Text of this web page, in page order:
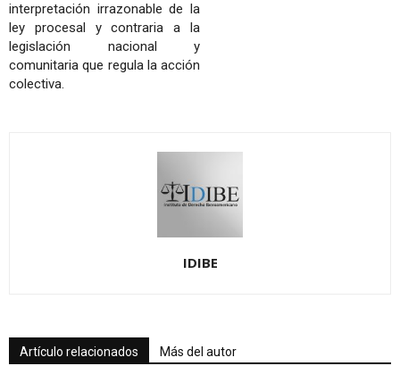
interpretación irrazonable de la
ley procesal y contraria a la
legislación nacional y
comunitaria que regula la acción
colectiva.
IDIBE
Artículo relacionados Más del autor